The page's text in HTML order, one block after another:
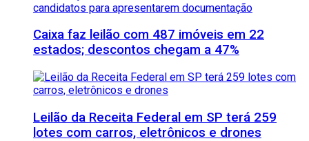
Caixa faz leilão com 487 imóveis em 22
estados; descontos chegam a 47%
Leilão da Receita Federal em SP terá 259
lotes com carros, eletrônicos e drones